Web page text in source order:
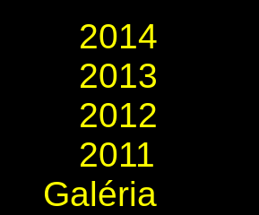
2014
2013
2012
2011
Galéria